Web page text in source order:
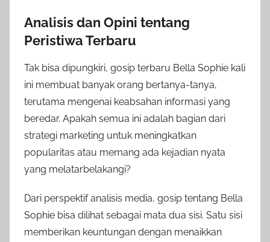
Analisis dan Opini tentang
Peristiwa Terbaru
Tak bisa dipungkiri, gosip terbaru Bella Sophie kali
ini membuat banyak orang bertanya-tanya,
terutama mengenai keabsahan informasi yang
beredar. Apakah semua ini adalah bagian dari
strategi marketing untuk meningkatkan
popularitas atau memang ada kejadian nyata
yang melatarbelakangi?
Dari perspektif analisis media, gosip tentang Bella
Sophie bisa dilihat sebagai mata dua sisi. Satu sisi
memberikan keuntungan dengan menaikkan